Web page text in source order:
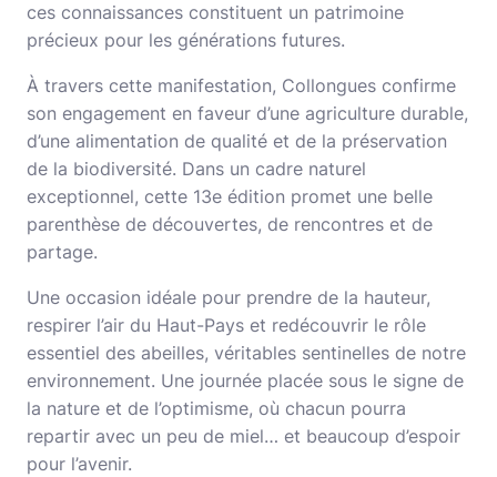
ces connaissances constituent un patrimoine
précieux pour les générations futures.
À travers cette manifestation, Collongues confirme
son engagement en faveur d’une agriculture durable,
d’une alimentation de qualité et de la préservation
de la biodiversité. Dans un cadre naturel
exceptionnel, cette 13e édition promet une belle
parenthèse de découvertes, de rencontres et de
partage.
Une occasion idéale pour prendre de la hauteur,
respirer l’air du Haut-Pays et redécouvrir le rôle
essentiel des abeilles, véritables sentinelles de notre
environnement. Une journée placée sous le signe de
la nature et de l’optimisme, où chacun pourra
repartir avec un peu de miel… et beaucoup d’espoir
pour l’avenir.